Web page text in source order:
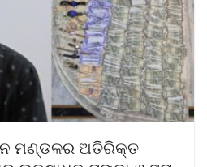
ମଣ୍ଡଳର ଅତିରିକ୍ତ